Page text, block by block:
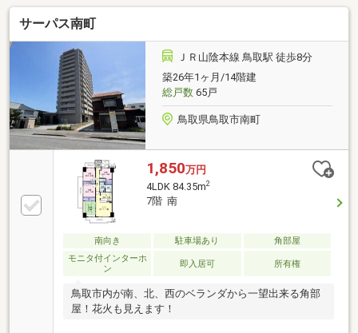
あり◆安心の周辺環境・明徳小学校から650m徒歩9分
｜通学も安心・山陰合同銀行鳥取西支店270m徒歩4
分・エスマート川端店350m徒歩5分。ローソン鳥取今
町店280m、イオン鳥取店900mなど徒歩圏内に買い物
施設も揃います。・栄町クリニック140m・鳥取駅
650m、鳥取市役所750m
サーパス南町
ＪＲ山陰本線 鳥取駅 徒歩8分
築26年1ヶ月/14階建
総戸数65戸
鳥取県鳥取市南町
1,850万円
4LDK 84.35m2
7階 南
南向き 駐車場あり
角部屋
モニタ付インターホ
ン
即入居可 所有権
鳥取市内が南、北、西のベランダから一望出来る角部
屋！花火も見えます！